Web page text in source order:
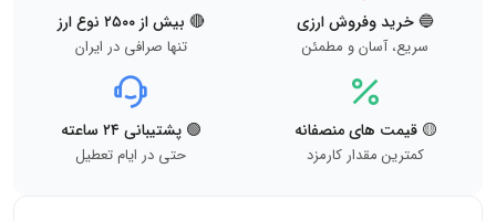
🔵 خرید وفروش ارزی
سریع، آسان و مطمئن
🔴 بیش از ۲۵۰۰ نوع ارز
تنها صرافی در ایران
🟡 قیمت های منصفانه
کمترین مقدار کارمزد
🟢 پشتیبانی ۲۴ ساعته
حتی در ایام تعطیل